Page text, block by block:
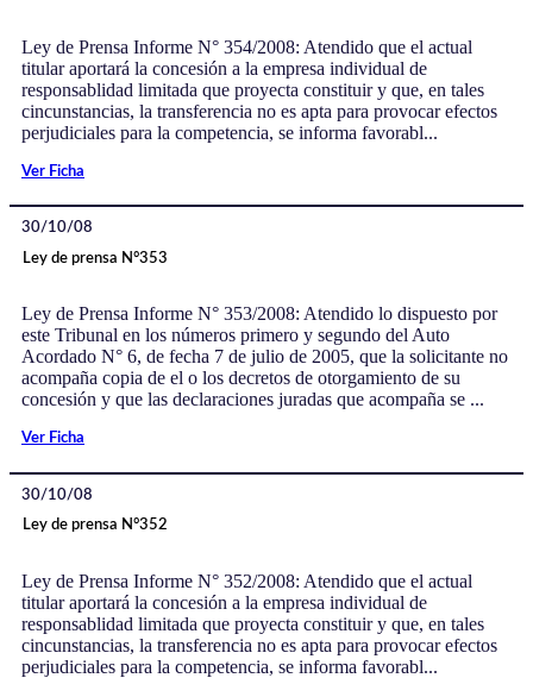
Ley de Prensa Informe N° 354/2008: Atendido que el actual
titular aportará la concesión a la empresa individual de
responsablidad limitada que proyecta constituir y que, en tales
cincunstancias, la transferencia no es apta para provocar efectos
perjudiciales para la competencia, se informa favorabl...
Ver Ficha
30/10/08
Ley de prensa N°353
Ley de Prensa Informe N° 353/2008: Atendido lo dispuesto por
este Tribunal en los números primero y segundo del Auto
Acordado N° 6, de fecha 7 de julio de 2005, que la solicitante no
acompaña copia de el o los decretos de otorgamiento de su
concesión y que las declaraciones juradas que acompaña se ...
Ver Ficha
30/10/08
Ley de prensa N°352
Ley de Prensa Informe N° 352/2008: Atendido que el actual
titular aportará la concesión a la empresa individual de
responsablidad limitada que proyecta constituir y que, en tales
cincunstancias, la transferencia no es apta para provocar efectos
perjudiciales para la competencia, se informa favorabl...